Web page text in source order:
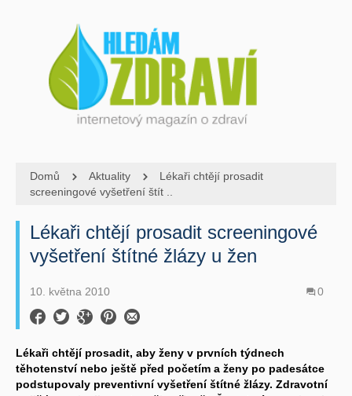
Domů Aktuality
Lékaři chtějí prosadit
screeningové vyšetření štít ..
Lékaři chtějí prosadit screeningové
vyšetření štítné žlázy u žen
10. května 2010 0
Lékaři chtějí prosadit, aby ženy v prvních týdnech
těhotenství nebo ještě před početím a ženy po padesátce
podstupovaly preventivní vyšetření štítné žlázy. Zdravotní